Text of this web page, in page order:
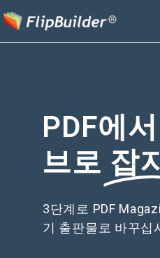
PDF에
브로 잡
3단계로 PDF
기 출판물로 바꾸십